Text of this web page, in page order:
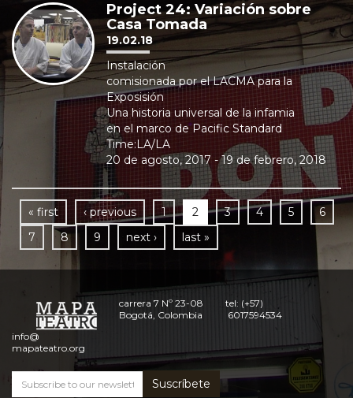
Project 24: Variación sobre
Casa Tomada
19.02.18
Instalación
comisionada por el LACMA para la
Exposisión
Una historia universal de la infamia
en el marco de Pacific Standard
Time:LA/LA
20 de agosto, 2017 - 19 de febrero, 2018
« first ‹ previous 1 2 3 4 5
6
7
8 9 next › last »
carrera 7 Nº 23-08
Bogotá, Colombia
tel: (+57)
6017594534
info@
mapateatro.org
Suscríbete